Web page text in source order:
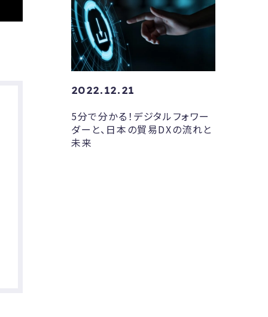
2022.12.21
5分で分かる！デジタルフォワー
ダーと、日本の貿易DXの流れと
未来